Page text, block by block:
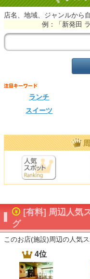
店名、地域、ジャンルから
例：「新発田
ランチ
スイーツ
[有料] 周辺人気
グ
このお店(施設)周辺の人気
4位